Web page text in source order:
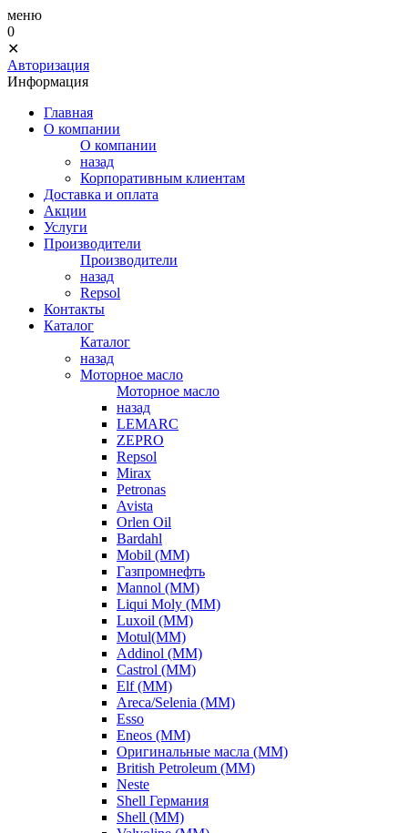
меню
0
✕
Авторизация
Информация
Главная
О компании
О компании
назад
Корпоративным клиентам
Доставка и оплата
Акции
Услуги
Производители
Производители
назад
Repsol
Контакты
Каталог
Каталог
назад
Моторное масло
Моторное масло
назад
LEMARC
ZEPRO
Repsol
Mirax
Petronas
Avista
Orlen Oil
Bardahl
Mobil (ММ)
Газпромнефть
Mannol (ММ)
Liqui Moly (ММ)
Luxoil (ММ)
Motul(ММ)
Addinol (ММ)
Castrol (ММ)
Elf (ММ)
Areca/Selenia (ММ)
Esso
Eneos (ММ)
Оригинальные масла (ММ)
British Petroleum (ММ)
Neste
Shell Германия
Shell (ММ)